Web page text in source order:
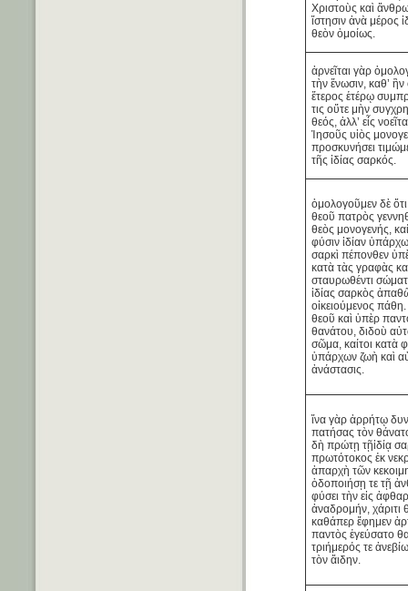
Χριστοὺς καὶ
ἵστησιν ἀνὰ μέρος
θεὸν ὁμοίως.
ἀρνεῖται γὰρ
τὴν ἕνωσιν, καθ’
ἕτερος ἑτέρῳ
τις οὔτε μὴν
θεός, ἀλλ’ εἷς
Ἰησοῦς υἱὸς
προσκυνήσει
τῆς ἰδίας σαρκός.
ὁμολογοῦμεν δὲ
θεοῦ πατρὸς
θεὸς μονογενής,
φύσιν ἰδίαν
σαρκὶ πέπονθεν
κατὰ τὰς γραφὰς
σταυρωθέντι
ἰδίας σαρκὸς
οἰκειούμενος πάθη.
θεοῦ καὶ ὑπὲρ
θανάτου, διδοὺ
σῶμα, καίτοι κατὰ
ὑπάρχων ζωὴ καὶ
ἀνάστασις.
ἵνα γὰρ ἀρρήτῳ
πατήσας τὸν
δὴ πρώτῃ τῇἰδίᾳ
πρωτότοκος ἐκ
ἀπαρχὴ τῶν
ὁδοποιήσῃ τε τῇ
φύσει τὴν εἰς
ἀναδρομήν, χάριτι
καθάπερ ἔφημεν
παντὸς ἐγεύσατο
τριήμερός τε
τὸν ἅιδην.